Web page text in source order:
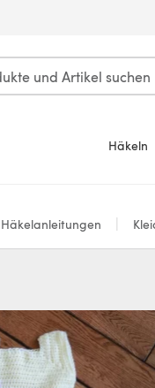
Häkeln
Häkelanleitungen